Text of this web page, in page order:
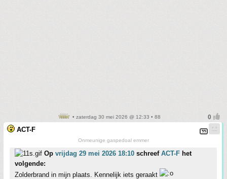
• zaterdag 30 mei 2026 @ 12:33 • 88
ACT-F
Onmeunige gaspedoal emmer
Op vrijdag 29 mei 2026 18:10 schreef ACT-F het
volgende:
Zolderbrand in mijn plaats. Kennelijk iets geraakt